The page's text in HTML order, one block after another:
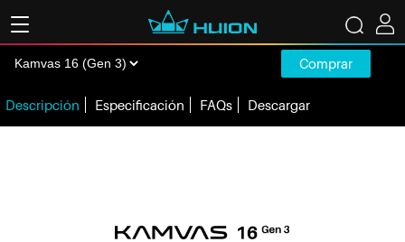
Comprar
Descripción Especificación FAQs Descargar